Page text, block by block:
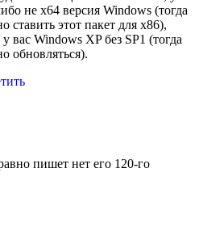
не x64 версия Windows (тогда
ставить этот пакет для x86),
вас Windows XP без SP1 (тогда
обновляться).
пишет нет его 120-го